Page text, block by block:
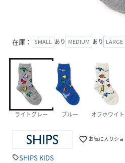
在庫： SMALL あり MEDIUM あり LARGE
ライトグレー ブルー オフホワイト
favorite_border お気に入りシ
sellSHIPS KIDS